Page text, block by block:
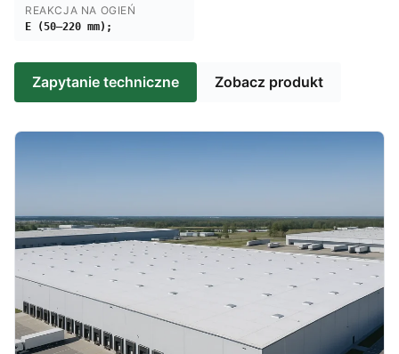
REAKCJA NA OGIEŃ
E (50–220 mm);
Zapytanie techniczne Zobacz produkt